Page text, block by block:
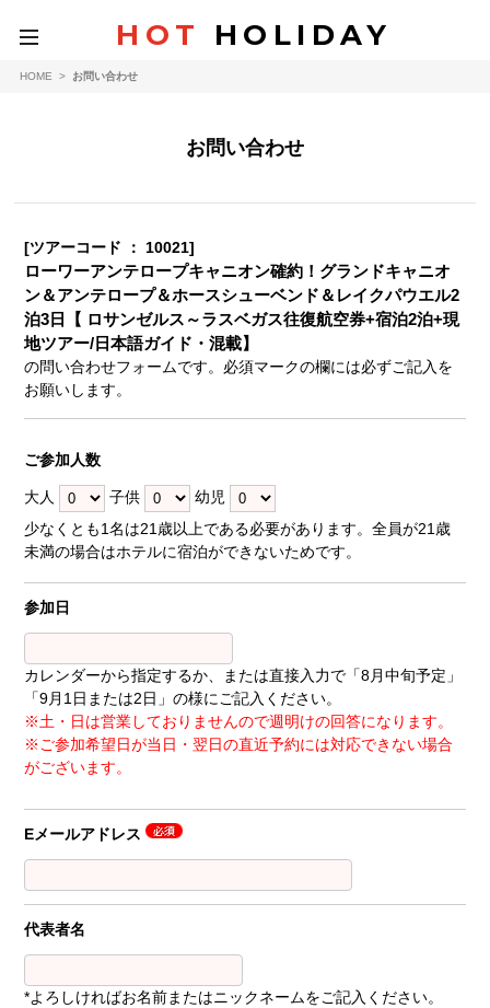
toggle
navigation
HOT HOLIDAY
HOME > お問い合わせ
お問い合わせ
[ツアーコード ： 10021]
ローワーアンテロープキャニオン確約！グランドキャニオ
ン＆アンテロープ＆ホースシューベンド＆レイクパウエル2
泊3日【 ロサンゼルス～ラスベガス往復航空券+宿泊2泊+現
地ツアー/日本語ガイド・混載】
の問い合わせフォームです。必須マークの欄には必ずご記入を
お願いします。
ご参加人数
大人 子供
幼児
少なくとも1名は21歳以上である必要があります。全員が21歳
未満の場合はホテルに宿泊ができないためです。
参加日
カレンダーから指定するか、または直接入力で「8月中旬予定」
「9月1日または2日」の様にご記入ください。
※土・日は営業しておりませんので週明けの回答になります。
※ご参加希望日が当日・翌日の直近予約には対応できない場合
がございます。
Eメールアドレス
代表者名
*よろしければお名前またはニックネームをご記入ください。